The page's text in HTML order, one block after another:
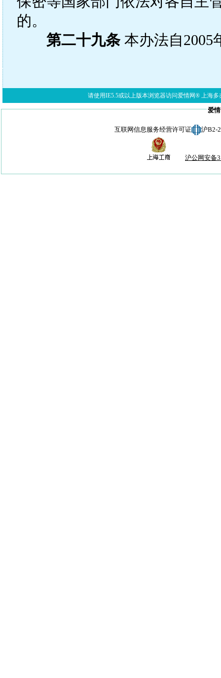
的。
第二十九条本办法自2005
请使用IE5.5或以上版本浏览器访问爱情网® 上海多
爱
互联网信息服务经营许可证 沪B2-
沪公网安备